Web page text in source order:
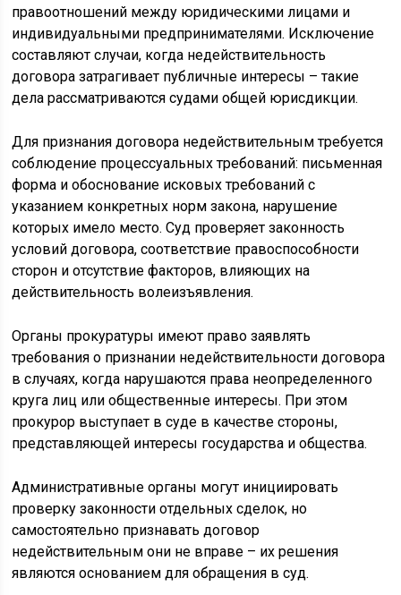
правоотношений между юридическими лицами и
индивидуальными предпринимателями. Исключение
составляют случаи, когда недействительность
договора затрагивает публичные интересы – такие
дела рассматриваются судами общей юрисдикции.
Для признания договора недействительным требуется
соблюдение процессуальных требований: письменная
форма и обоснование исковых требований с
указанием конкретных норм закона, нарушение
которых имело место. Суд проверяет законность
условий договора, соответствие правоспособности
сторон и отсутствие факторов, влияющих на
действительность волеизъявления.
Органы прокуратуры имеют право заявлять
требования о признании недействительности договора
в случаях, когда нарушаются права неопределенного
круга лиц или общественные интересы. При этом
прокурор выступает в суде в качестве стороны,
представляющей интересы государства и общества.
Административные органы могут инициировать
проверку законности отдельных сделок, но
самостоятельно признавать договор
недействительным они не вправе – их решения
являются основанием для обращения в суд.